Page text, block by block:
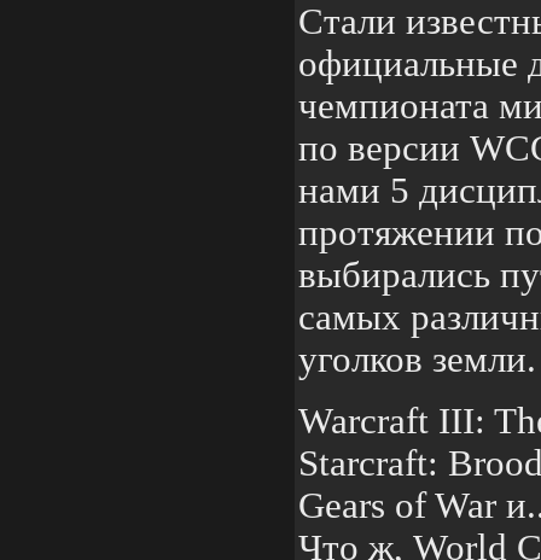
Стали
официальные
чемпионата
по версии
нами 5
протяжении
выбирались
самых
уголков земли.
Warcraft III:
Starcraft:
Gears of War
Что ж, World